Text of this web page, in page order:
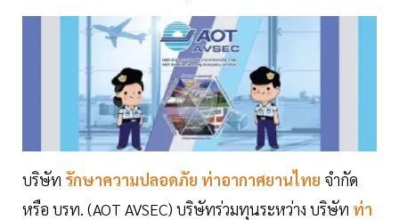
บริษัท รักษาความปลอดภัย ท่าอากาศยานไทย จำกัด
หรือ บรท. (AOT AVSEC) บริษัทร่วมทุนระหว่าง บริษัท ท่า